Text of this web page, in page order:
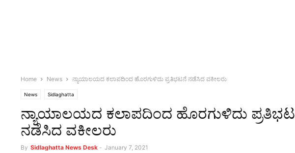
Home News ನ್ಯಾಯಾಲಯದ ಕಲಾಪದಿಂದ ಹೊರಗುಳಿದು ಪ್ರತಿಭಟನೆ ನಡೆಸಿದ ವಕೀಲರು
News Sidlaghatta
ನ್ಯಾಯಾಲಯದ ಕಲಾಪದಿಂದ ಹೊರಗುಳಿದು
ನಡೆಸಿದ ವಕೀಲರು
By Sidlaghatta News Desk - January 7, 2021